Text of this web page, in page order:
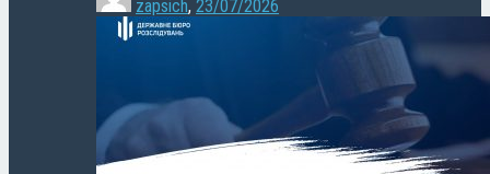
zapsich, 23/07/2026